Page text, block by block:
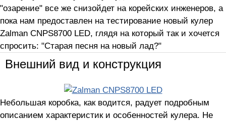
"озарение" все же снизойдет на корейских инженеров, а
пока нам предоставлен на тестирование новый кулер
Zalman CNPS8700 LED, глядя на который так и хочется
спросить: "Старая песня на новый лад?"
Внешний вид и конструкция
Небольшая коробка, как водится, радует подробным
описанием характеристик и особенностей кулера. Не